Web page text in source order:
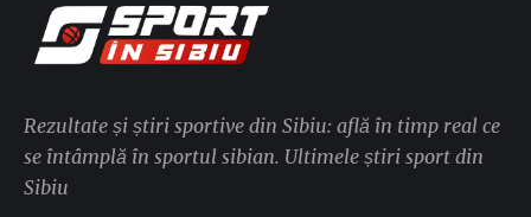
Rezultate și știri sportive din Sibiu: află în timp real ce
se întâmplă în sportul sibian. Ultimele știri sport din
Sibiu